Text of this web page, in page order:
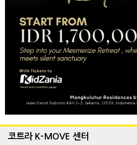
코트라 K-MOVE 센터